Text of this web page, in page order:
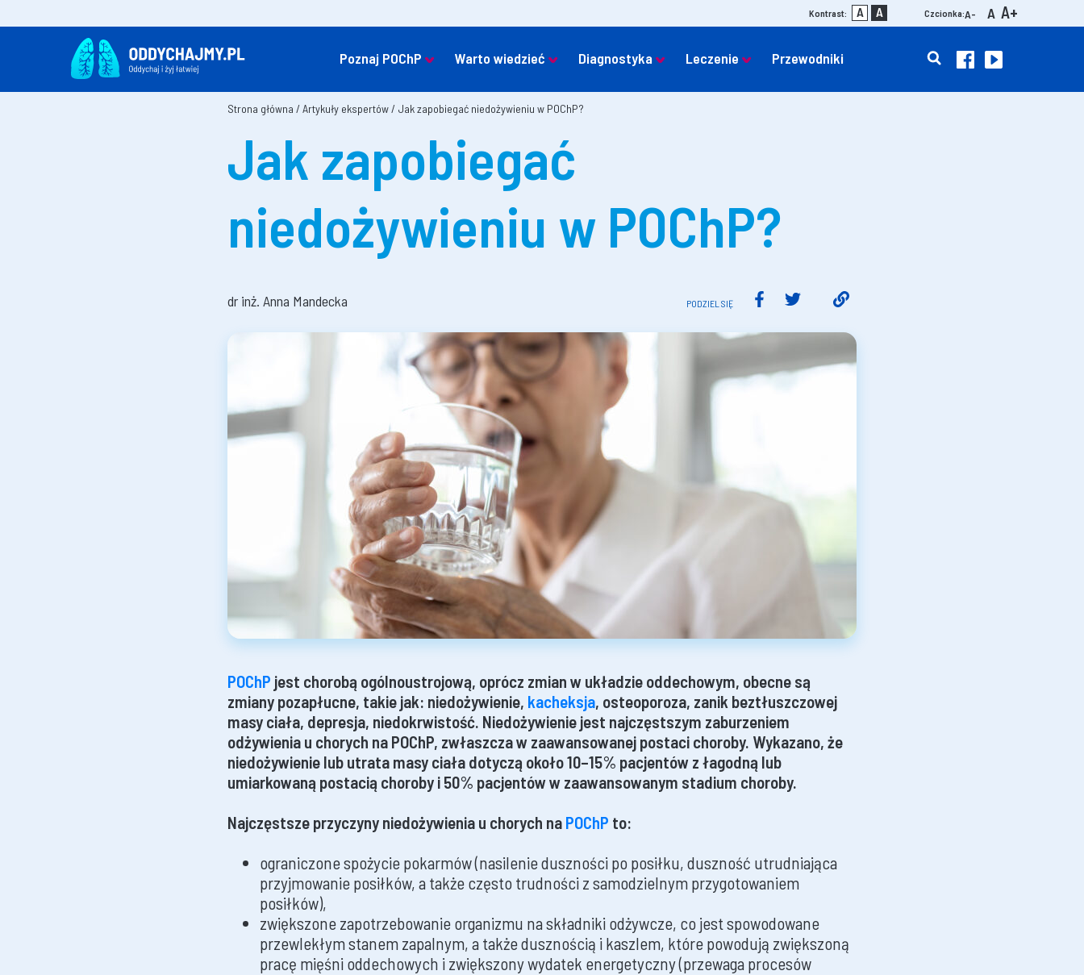
Kontrast: A A Czcionka:A- A A+
Poznaj POChP Warto wiedzieć Diagnostyka Leczenie Przewodniki
Strona główna / Artykuły ekspertów/ Jak zapobiegać niedożywieniu w POChP?
Jak zapobiegać
niedożywieniu w POChP?
dr inż. Anna Mandecka PODZIEL SIĘ
POChP jest chorobą ogólnoustrojową, oprócz zmian w układzie oddechowym, obecne są
zmiany pozapłucne, takie jak: niedożywienie, kacheksja, osteoporoza, zanik beztłuszczowej
masy ciała, depresja, niedokrwistość. Niedożywienie jest najczęstszym zaburzeniem
odżywienia u chorych na POChP, zwłaszcza w zaawansowanej postaci choroby. Wykazano, że
niedożywienie lub utrata masy ciała dotyczą około 10–15% pacjentów z łagodną lub
umiarkowaną postacią choroby i 50% pacjentów w zaawansowanym stadium choroby.
Najczęstsze przyczyny niedożywienia u chorych na POChP to:
ograniczone spożycie pokarmów (nasilenie duszności po posiłku, duszność utrudniająca
przyjmowanie posiłków, a także często trudności z samodzielnym przygotowaniem
posiłków),
zwiększone zapotrzebowanie organizmu na składniki odżywcze, co jest spowodowane
przewlekłym stanem zapalnym, a także dusznością i kaszlem, które powodują zwiększoną
pracę mięśni oddechowych i zwiększony wydatek energetyczny (przewaga procesów